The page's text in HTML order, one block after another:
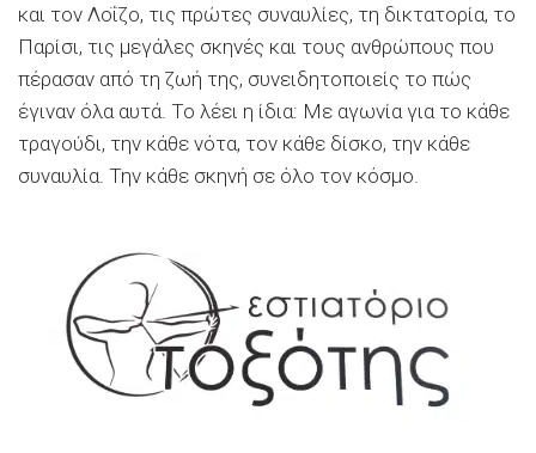
και τον Λοΐζο, τις πρώτες συναυλίες, τη δικτατορία, το
Παρίσι, τις μεγάλες σκηνές και τους ανθρώπους που
πέρασαν από τη ζωή της, συνειδητοποιείς το πώς
έγιναν όλα αυτά. Το λέει η ίδια: Με αγωνία για το κάθε
τραγούδι, την κάθε νότα, τον κάθε δίσκο, την κάθε
συναυλία. Την κάθε σκηνή σε όλο τον κόσμο.